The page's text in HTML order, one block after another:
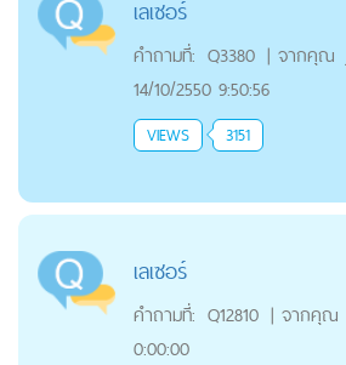
เลเซอร์
คำถามที่: Q3380 | จากคุณ
14/10/2550 9:50:56
VIEWS 3151
เลเซอร์
คำถามที่: Q12810 | จากคุณ
0:00:00